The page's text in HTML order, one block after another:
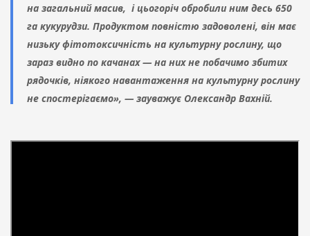
на загальний масив, і цьогоріч обробили ним десь 650
га кукурудзи. Продуктом повністю задоволені, він має
низьку фітотоксичність на культурну рослину, що
зараз видно по качанах — на них не побачимо збитих
рядочків, ніякого навантаження на культурну рослину
не спостерігаємо», — зауважує Олександр Вахній.